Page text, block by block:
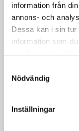
information från
annons- och
Dessa kan i sin tur
information som
Nödvändig
Inställningar
Tar bort lukten i
Påbörjar
Tar bort urinsten
Dosera samma dag
polar som vanligt
Båtars